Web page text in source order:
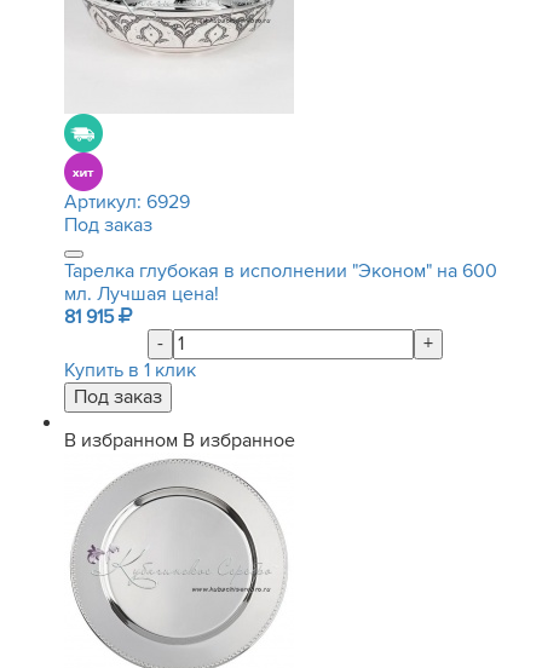
Артикул: 6929
Под заказ
Тарелка глубокая в исполнении "Эконом" на 600
мл. Лучшая цена!
81 915
-
+
Купить в 1 клик
В избранном В избранное